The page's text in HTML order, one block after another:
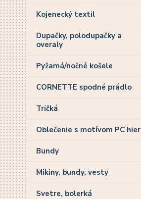
Kojenecký textil
Dupačky, polodupačky a
overaly
Pyžamá/nočné košele
CORNETTE spodné prádlo
Tričká
Oblečenie s motívom PC hier
Bundy
Mikiny, bundy, vesty
Svetre, bolerká